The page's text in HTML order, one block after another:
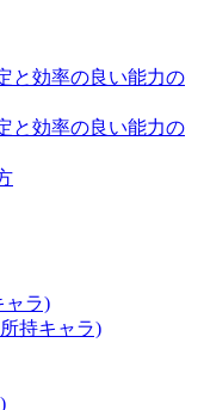
と効率の良い能力の
と効率の良い能力の
ャラ)
持キャラ)